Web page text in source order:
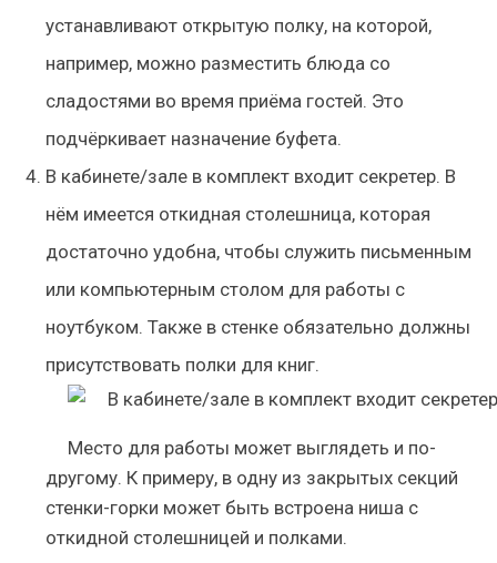
устанавливают открытую полку, на которой,
например, можно разместить блюда со
сладостями во время приёма гостей. Это
подчёркивает назначение буфета.
В кабинете/зале в комплект входит секретер. В
нём имеется откидная столешница, которая
достаточно удобна, чтобы служить письменным
или компьютерным столом для работы с
ноутбуком. Также в стенке обязательно должны
присутствовать полки для книг.
Место для работы может выглядеть и по-
другому. К примеру, в одну из закрытых секций
стенки-горки может быть встроена ниша с
откидной столешницей и полками.